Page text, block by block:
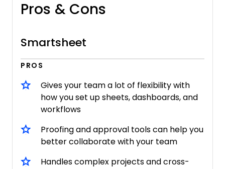
Pros & Cons
Smartsheet
PROS
Gives your team a lot of flexibility with
how you set up sheets, dashboards, and
workflows
Proofing and approval tools can help you
better collaborate with your team
Handles complex projects and cross-